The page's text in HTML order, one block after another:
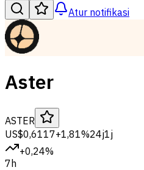
Atur notifikasi
Aster
ASTER
US$0,6117+1,81%24j1j
+0,24%
7h